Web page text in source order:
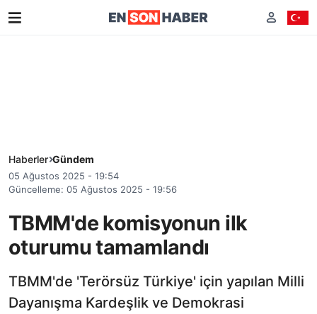
Haberler Gündem
05 Ağustos 2025 - 19:54
Güncelleme: 05 Ağustos 2025 - 19:56
TBMM'de komisyonun ilk
oturumu tamamlandı
TBMM'de 'Terörsüz Türkiye' için yapılan Milli
Dayanışma Kardeşlik ve Demokrasi